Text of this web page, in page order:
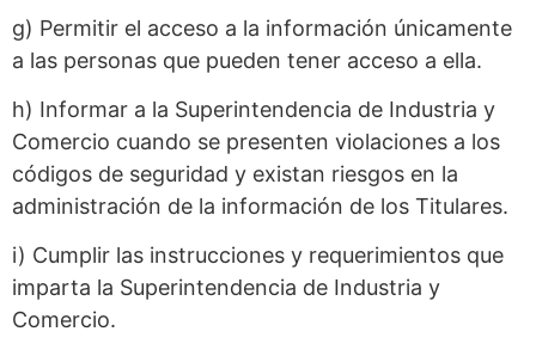
g) Permitir el acceso a la información únicamente
a las personas que pueden tener acceso a ella.
h) Informar a la Superintendencia de Industria y
Comercio cuando se presenten violaciones a los
códigos de seguridad y existan riesgos en la
administración de la información de los Titulares.
i) Cumplir las instrucciones y requerimientos que
imparta la Superintendencia de Industria y
Comercio.